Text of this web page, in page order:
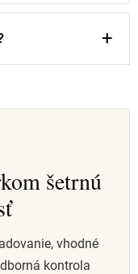
šetrnú
vhodné
kontrola